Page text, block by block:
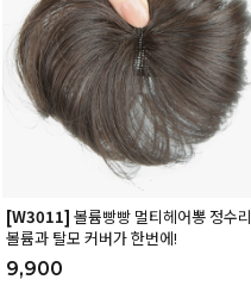
[W3011] 볼륨빵빵 멀티헤어뽕 정수리
볼륨과 탈모 커버가 한번에!
9,900